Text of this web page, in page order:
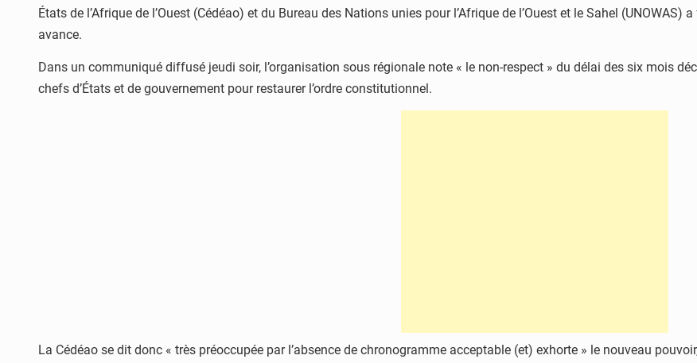
États de l’Afrique de l’Ouest (Cédéao) et du Bureau des Nations unies pour l’Afrique de l’Ouest et le Sahel
avance.
Dans un communiqué diffusé jeudi soir, l’organisation sous régionale note « le non-respect » du délai des six mois
chefs d’États et de gouvernement pour restaurer l’ordre constitutionnel.
La Cédéao se dit donc « très préoccupée par l’absence de chronogramme acceptable (et) exhorte » le nouveau